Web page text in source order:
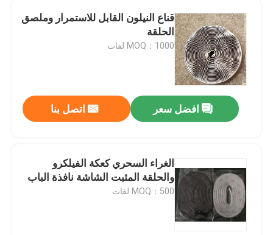
قناع النيلون القابل للاستمرار وملصق
الحلقة
MOQ：1000 لفات
افضل سعر اتصل بنا
الغراء السحري كعكة الفيلكرو
والحلقة المثبت الشاشة نافذة الباب
MOQ：500 لفات